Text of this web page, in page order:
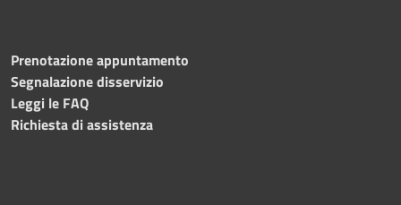
Prenotazione appuntamento
Segnalazione disservizio
Leggi le FAQ
Richiesta di assistenza